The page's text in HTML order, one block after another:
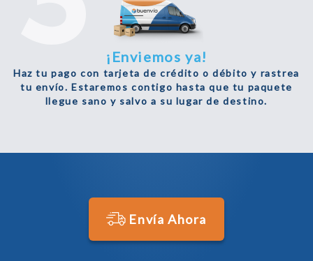
¡Enviemos ya!
Haz tu pago con tarjeta de crédito o débito y rastrea
tu envío. Estaremos contigo hasta que tu paquete
llegue sano y salvo a su lugar de destino.
Envía Ahora